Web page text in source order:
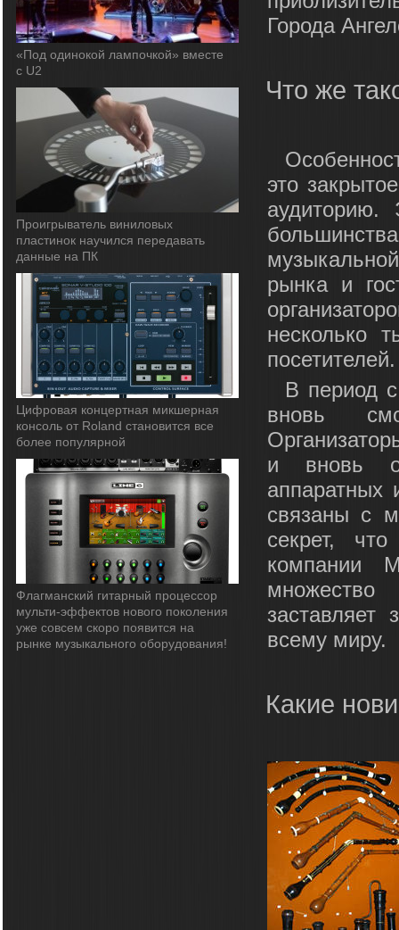
«Под одинокой лампочкой» вместе
с U2
Проигрыватель виниловых
пластинок научился передавать
данные на ПК
Цифровая концертная микшерная
консоль от Roland становится все
более популярной
Флагманский гитарный процессор
мульти-эффектов нового поколения
уже совсем скоро появится на
рынке музыкального оборудования!
Города
Что же
это
аудиторию.
рынка и
несколько
посетителей.
В период
вновь
и вновь
аппаратных
связаны с
секрет,
компании
множество
заставляет
всему миру.
Какие